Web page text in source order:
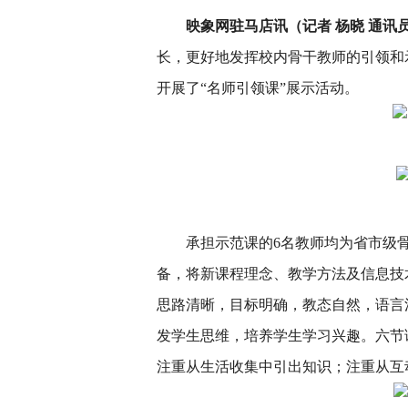
映象网驻马店讯（记者 杨晓 通讯
长，更好地发挥校内骨干教师的引领
开展了“名师引领课”展示活动。
承担示范课的6名教师均为省市级
备，将新课程理念、教学方法及信息
思路清晰，目标明确，教态自然，语
发学生思维，培养学生学习兴趣。六
注重从生活收集中引出知识；注重从